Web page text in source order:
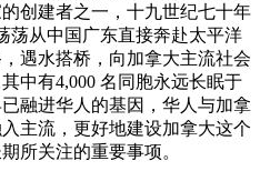
创建者之一，十九世纪七十年
荡从中国广东直接奔赴太平洋
遇水搭桥，向加拿大主流社会
中有4,000 名同胞永远长眠于
融进华人的基因，华人与加拿
主流，更好地建设加拿大这个
所关注的重要事项。